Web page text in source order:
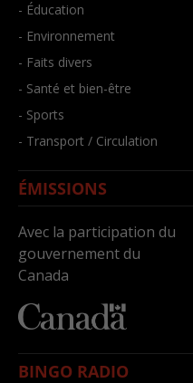
- Éducation
- Environnement
- Faits divers
- Santé et bien-être
- Sports
- Transport / Circulation
ÉMISSIONS
Avec la participation du
gouvernement du
Canada
BINGO RADIO